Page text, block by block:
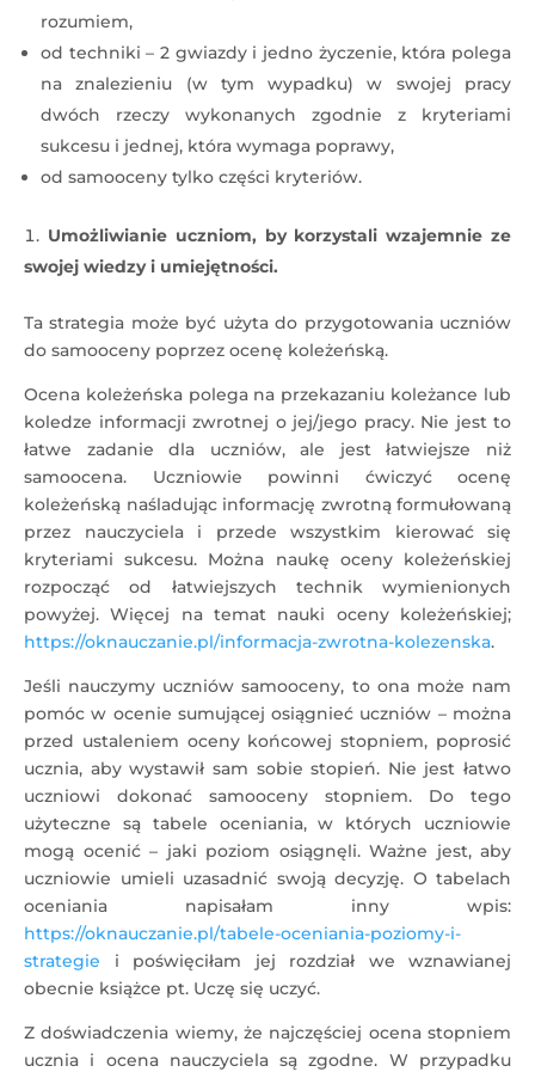
rozumiem,
od techniki – 2 gwiazdy i jedno życzenie, która polega
na znalezieniu (w tym wypadku) w swojej pracy
dwóch rzeczy wykonanych zgodnie z kryteriami
sukcesu i jednej, która wymaga poprawy,
od samooceny tylko części kryteriów.
Umożliwianie uczniom, by korzystali wzajemnie ze
swojej wiedzy i umiejętności.
Ta strategia może być użyta do przygotowania uczniów
do samooceny poprzez ocenę koleżeńską.
Ocena koleżeńska polega na przekazaniu koleżance lub
koledze informacji zwrotnej o jej/jego pracy. Nie jest to
łatwe zadanie dla uczniów, ale jest łatwiejsze niż
samoocena. Uczniowie powinni ćwiczyć ocenę
koleżeńską naśladując informację zwrotną formułowaną
przez nauczyciela i przede wszystkim kierować się
kryteriami sukcesu. Można naukę oceny koleżeńskiej
rozpocząć od łatwiejszych technik wymienionych
powyżej. Więcej na temat nauki oceny koleżeńskiej;
https://oknauczanie.pl/informacja-zwrotna-kolezenska.
Jeśli nauczymy uczniów samooceny, to ona może nam
pomóc w ocenie sumującej osiągnieć uczniów – można
przed ustaleniem oceny końcowej stopniem, poprosić
ucznia, aby wystawił sam sobie stopień. Nie jest łatwo
uczniowi dokonać samooceny stopniem. Do tego
użyteczne są tabele oceniania, w których uczniowie
mogą ocenić – jaki poziom osiągnęli. Ważne jest, aby
uczniowie umieli uzasadnić swoją decyzję. O tabelach
oceniania napisałam inny wpis:
https://oknauczanie.pl/tabele-oceniania-poziomy-i-
strategie i poświęciłam jej rozdział we wznawianej
obecnie książce pt. Uczę się uczyć.
Z doświadczenia wiemy, że najczęściej ocena stopniem
ucznia i ocena nauczyciela są zgodne. W przypadku